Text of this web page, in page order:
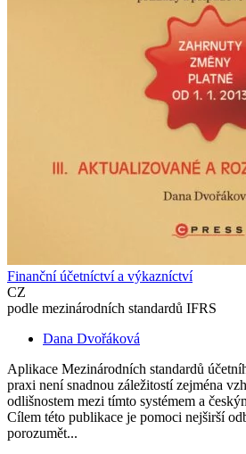
Finanční účetníctví a výkazníctví
CZ
podle mezinárodních standardů IFRS
Dana Dvořáková
Aplikace Mezinárodních standardů
praxi není snadnou záležitostí zejména
odlišnostem mezi tímto systémem a
Cílem této publikace je pomoci nejširší
porozumět...